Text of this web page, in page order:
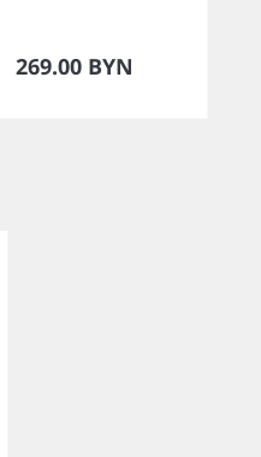
269.00 BYN
В корзину